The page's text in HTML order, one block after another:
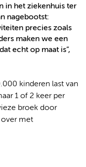
in het ziekenhuis ter
nagebootst:
precies zoals
maken we een
echt op maat is”,
kinderen last van
1 of 2 keer per
broek door
over met